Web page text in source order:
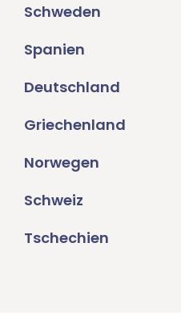
Schweden
Spanien
Deutschland
Griechenland
Norwegen
Schweiz
Tschechien